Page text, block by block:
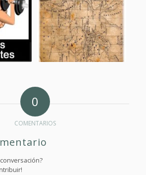
0
COMENTARIOS